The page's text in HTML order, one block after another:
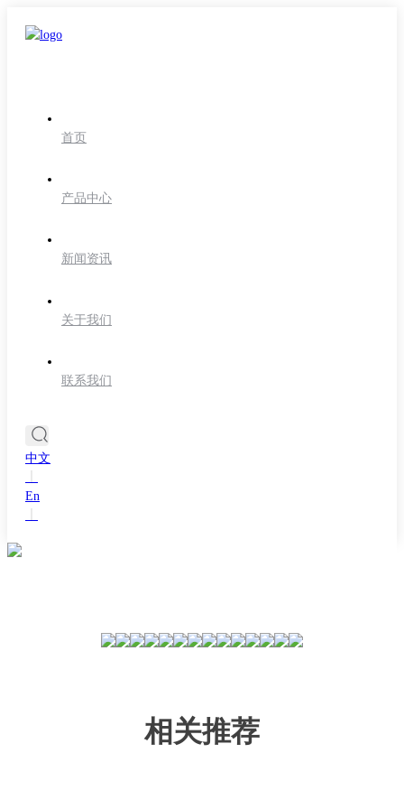
首页
产品中心
新闻资讯
关于我们
联系我们
中文
En
相关推荐